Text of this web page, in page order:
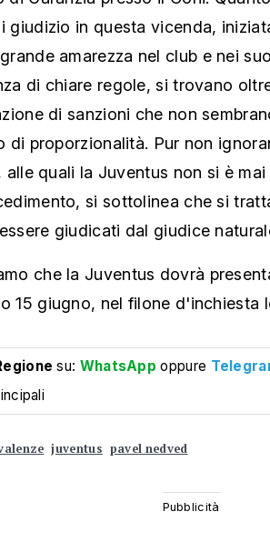
giudizio in questa vicenda,
amarezza nel club e nei
di chiare regole, si trovano
di sanzioni che non
di proporzionalità. Pur non
alle quali la Juventus non si è
si sottolinea che si
giudicati dal giudice
che la Juventus dovrà
15 giugno, nel filone d'inchiesta
su: WhatsApp oppure
juventus pavel nedved